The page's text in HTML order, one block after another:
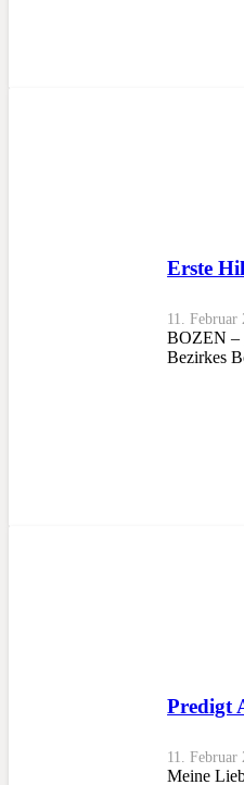
Erste
11. Februar
BOZEN –
Bezirkes
Predigt
11. Februar
Meine